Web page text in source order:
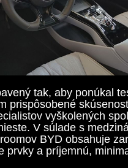
tak, aby ponúkal
prispôsobené
vyškolených
V súlade s
BYD obsahuje
prvky a príjemnú,